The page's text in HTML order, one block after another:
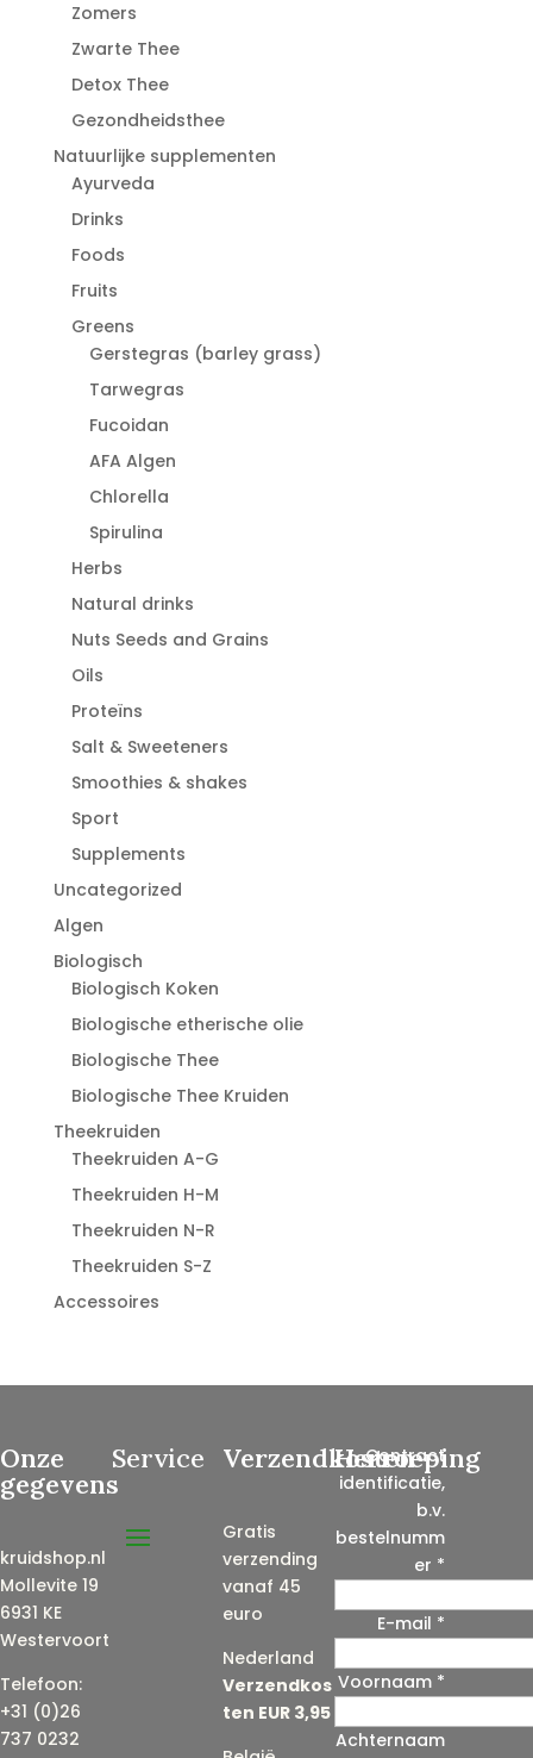
Zomers
Zwarte Thee
Detox Thee
Gezondheidsthee
Natuurlijke supplementen
Ayurveda
Drinks
Foods
Fruits
Greens
Gerstegras (barley grass)
Tarwegras
Fucoidan
AFA Algen
Chlorella
Spirulina
Herbs
Natural drinks
Nuts Seeds and Grains
Oils
Proteïns
Salt & Sweeteners
Smoothies & shakes
Sport
Supplements
Uncategorized
Algen
Biologisch
Biologisch Koken
Biologische etherische olie
Biologische Thee
Biologische Thee Kruiden
Theekruiden
Theekruiden A-G
Theekruiden H-M
Theekruiden N-R
Theekruiden S-Z
Accessoires
Onze
gegevens
kruidshop.nl
Mollevite 19
6931 KE
Westervoort
Telefoon:
+31 (0)26
737 0232
Service Verzendkosten
Gratis
verzending
vanaf 45
euro
Nederland
Verzendkos
ten EUR 3,95
Herroeping
Contract
identificatie,
b.v.
bestelnumm
er *
E-mail *
Voornaam *
Achternaam